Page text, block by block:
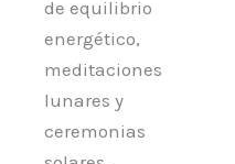
de equilibrio
energético,
meditaciones
lunares y
ceremonias